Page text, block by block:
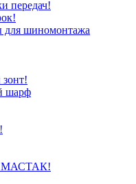
передач!
для шиномонтажа
шарф
МАСТАК!